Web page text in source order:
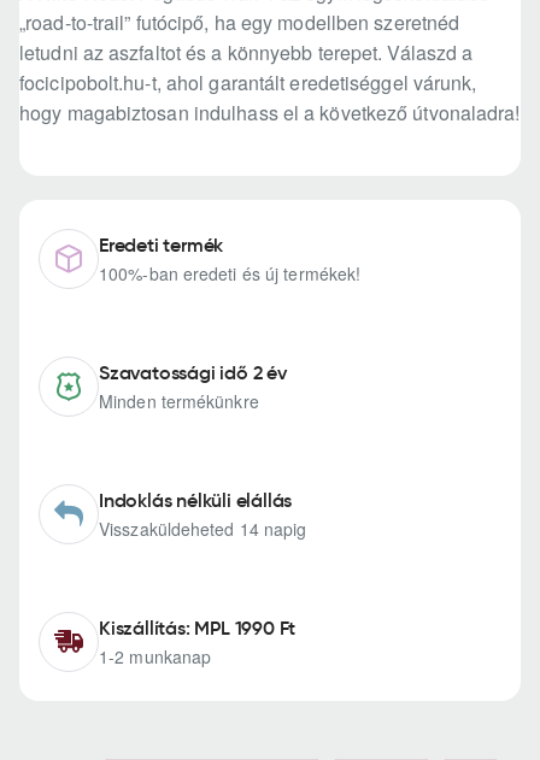
„road-to-trail” futócipő, ha egy modellben szeretnéd
letudni az aszfaltot és a könnyebb terepet. Válaszd a
focicipobolt.hu-t, ahol garantált eredetiséggel várunk,
hogy magabiztosan indulhass el a következő útvonaladra!
Eredeti termék
100%-ban eredeti és új termékek!
Szavatossági idő 2 év
Minden termékünkre
Indoklás nélküli elállás
Visszaküldeheted 14 napig
Kiszállítás: MPL 1990 Ft
1-2 munkanap